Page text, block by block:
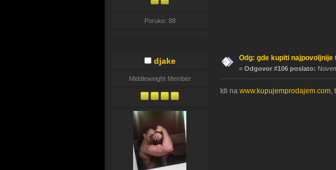
Poruke: 88
djake
Middleweight Member
Odg: gde kupiti
« Odgovor #106 poslato:
Idi na www.kupujemprodajem.com